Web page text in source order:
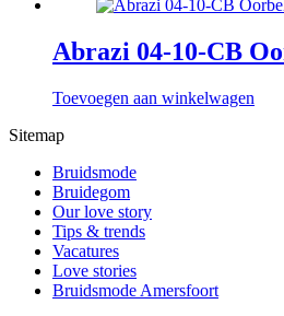
Abrazi 04-10-CB
Toevoegen aan winkelwagen
Sitemap
Bruidsmode
Bruidegom
Our love story
Tips & trends
Vacatures
Love stories
Bruidsmode Amersfoort